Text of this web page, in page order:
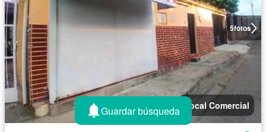
5fotos
Local Comercial
Guardar búsqueda